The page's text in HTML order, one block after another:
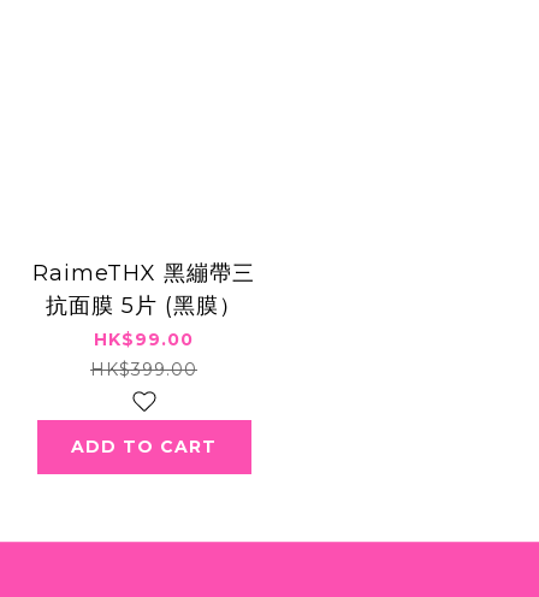
RaimeTHX 黑繃帶三
抗‬面膜 5片 (黑膜）
HK$99.00
HK$399.00
ADD TO CART